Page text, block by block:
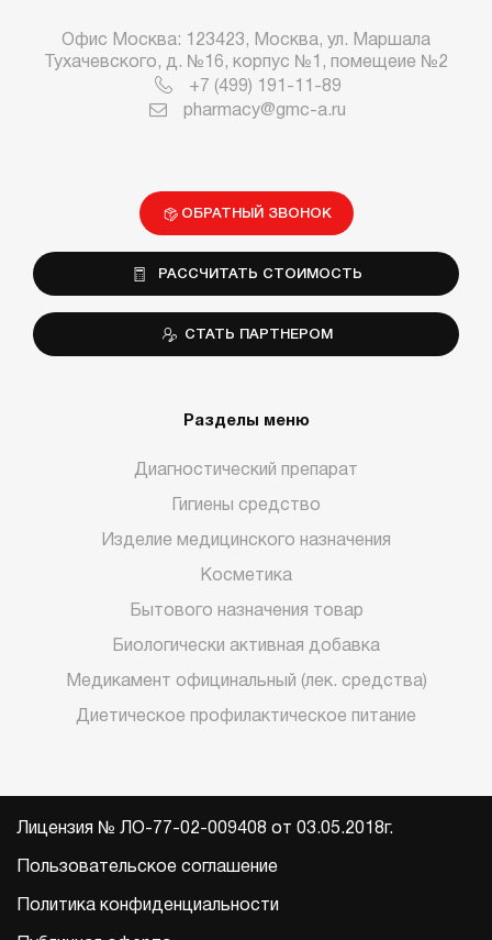
Офис Москва: 123423, Москва, ул. Маршала
Тухачевского, д. №16, корпус №1, помещеие №2
+7 (499) 191-11-89
pharmacy@gmc-a.ru
ОБРАТНЫЙ ЗВОНОК
РАССЧИТАТЬ СТОИМОСТЬ
СТАТЬ ПАРТНЕРОМ
Разделы меню
Диагностический препарат
Гигиены средство
Изделие медицинского назначения
Косметика
Бытового назначения товар
Биологически активная добавка
Медикамент официнальный (лек. средства)
Диетическое профилактическое питание
Лицензия № ЛО-77-02-009408 от 03.05.2018г.
Пользовательское соглашение
Политика конфиденциальности